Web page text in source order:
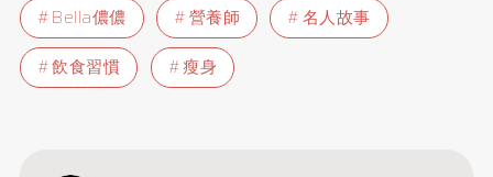
Bella儂儂 營養師
名人故事
飲食習慣
瘦身